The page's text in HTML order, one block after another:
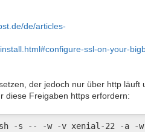
de/articles-
ssl-on-your-
der jedoch nur über http läuft
diese Freigaben https erfordern:
-s -- -w -v xenial-22 -a -w